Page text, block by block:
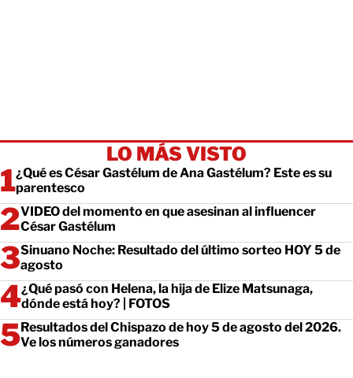
LO MÁS VISTO
¿Qué es César Gastélum de Ana Gastélum? Este es su
parentesco
VIDEO del momento en que asesinan al influencer
César Gastélum
Sinuano Noche: Resultado del último sorteo HOY 5 de
agosto
¿Qué pasó con Helena, la hija de Elize Matsunaga,
dónde está hoy? | FOTOS
Resultados del Chispazo de hoy 5 de agosto del 2026.
Ve los números ganadores